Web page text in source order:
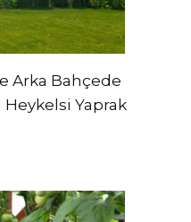
Arka Bahçede
Yaprak